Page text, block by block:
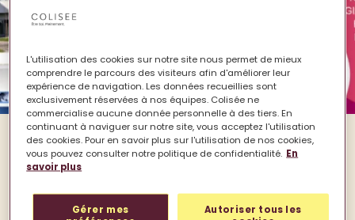
Colisée Italie ouvre la résidence « Edmondo de
Amicis » RSA à Beinasco (Turin). Après les
la branche italienne de COLISEE renforce sa
L'utilisation des cookies sur notre site nous permet de mieux
comprendre le parcours des visiteurs afin d'améliorer leur
expérience de navigation. Les données recueillies sont
exclusivement réservées à nos équipes. Colisée ne
commercialise aucune donnée personnelle à des tiers. En
continuant à naviguer sur notre site, vous acceptez l'utilisation
des cookies. Pour en savoir plus sur l'utilisation de nos cookies,
vous pouvez consulter notre politique de confidentialité. En
savoir plus
Gérer mes
Autoriser tous les